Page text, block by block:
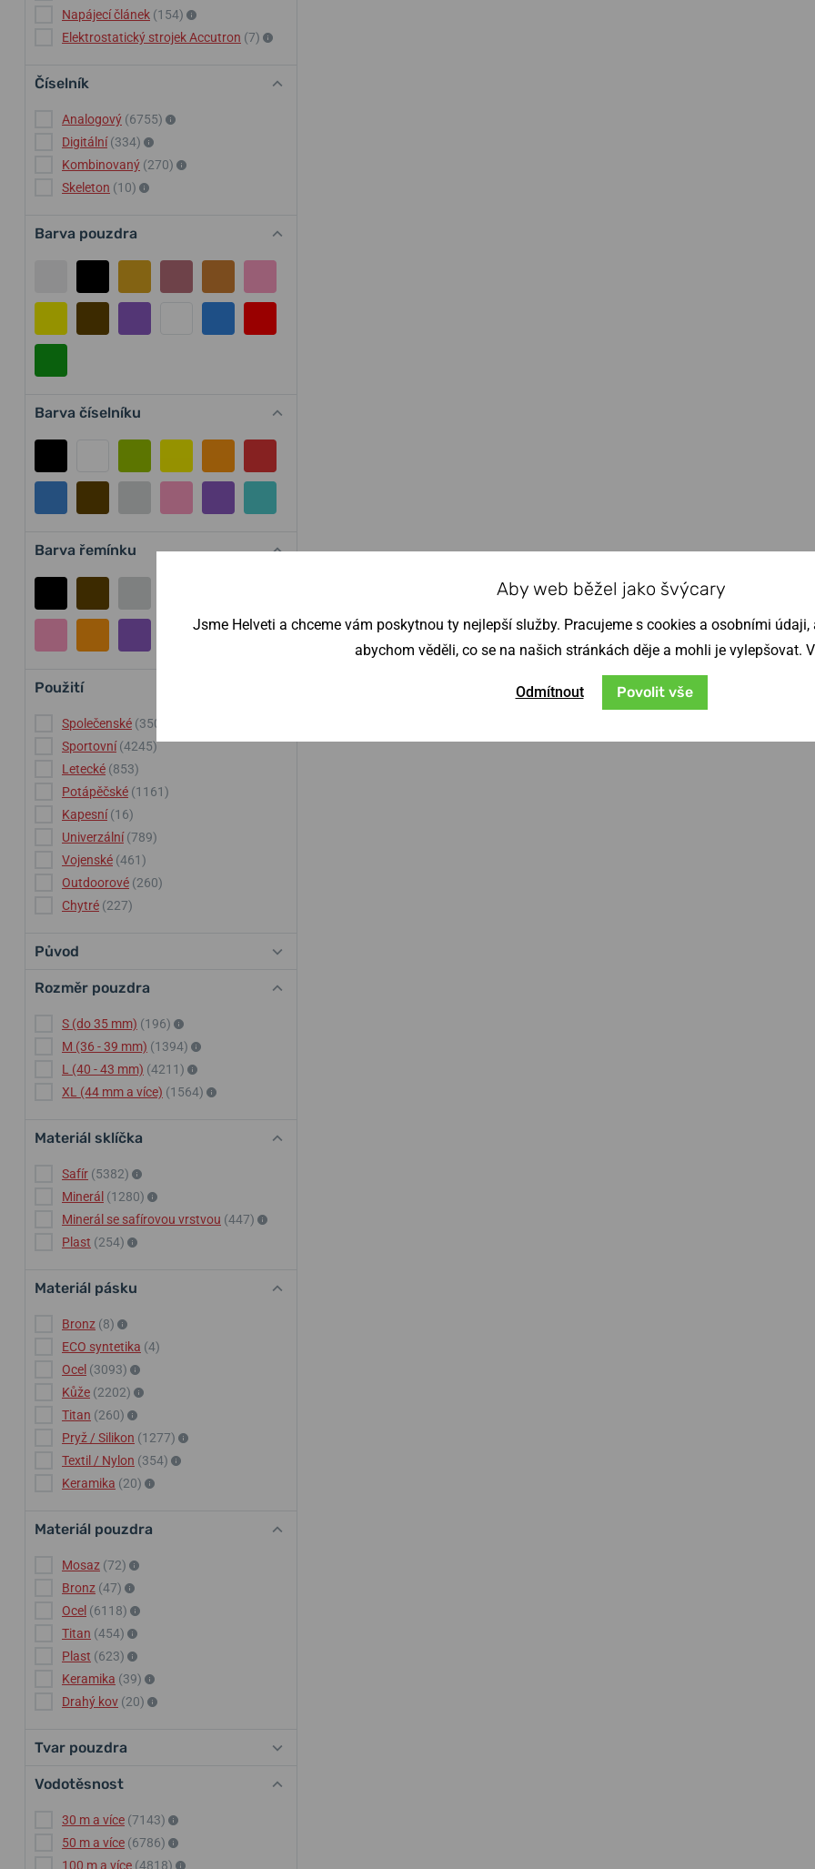
Napájecí článek (154)
Elektrostatický strojek Accutron (7)
Číselník
Analogový (6755)
Digitální (334)
Kombinovaný (270)
Skeleton (10)
Barva pouzdra
Barva číselníku
Barva řemínku
Použití
Společenské (3506)
Sportovní (4245)
Letecké (853)
Potápěčské (1161)
Kapesní (16)
Univerzální (789)
Vojenské (461)
Outdoorové (260)
Chytré (227)
Původ
Rozměr pouzdra
S (do 35 mm) (196)
M (36 - 39 mm) (1394)
L (40 - 43 mm) (4211)
XL (44 mm a více) (1564)
Materiál sklíčka
Safír (5382)
Minerál (1280)
Minerál se safírovou vrstvou (447)
Plast (254)
Materiál pásku
Bronz (8)
ECO syntetika (4)
Ocel (3093)
Kůže (2202)
Titan (260)
Pryž / Silikon (1277)
Textil / Nylon (354)
Keramika (20)
Materiál pouzdra
Mosaz (72)
Bronz (47)
Ocel (6118)
Titan (454)
Plast (623)
Keramika (39)
Drahý kov (20)
Tvar pouzdra
Vodotěsnost
30 m a více (7143)
50 m a více (6786)
100 m a více (4818)
Aby web běžel jako švýcary
Jsme Helveti a chceme vám poskytnou ty nejlepší služby. Pracujeme s cookies a osobními
abychom věděli, co se na našich stránkách děje a mohli je vylepšovat.
Odmítnout Povolit vše